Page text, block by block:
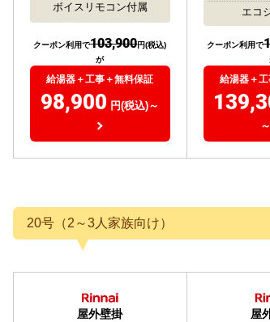
ボイスリモコン付属
クーポン利用で103,900円(税込)
が
給湯器＋工事＋無料保証
98,900 円(税込)～
エコ
クーポン利用で
給湯器＋
～
20号（2～3人家族向け）
屋外壁掛 屋